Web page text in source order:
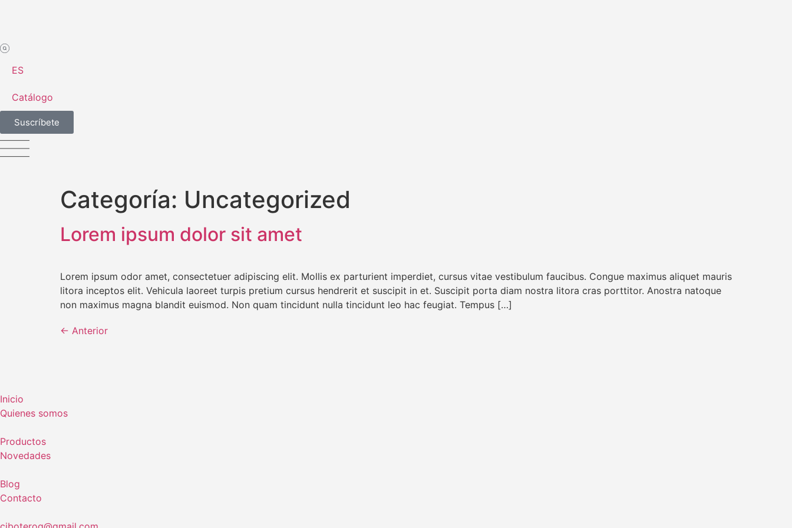
ES
Catálogo
Suscríbete
Categoría: Uncategorized
Lorem ipsum dolor sit amet
Lorem ipsum odor amet, consectetuer adipiscing elit. Mollis ex parturient imperdiet, cursus vitae vestibulum faucibus. Congue maximus aliquet mauris
litora inceptos elit. Vehicula laoreet turpis pretium cursus hendrerit et suscipit in et. Suscipit porta diam nostra litora cras porttitor. Anostra natoque
non maximus magna blandit euismod. Non quam tincidunt nulla tincidunt leo hac feugiat. Tempus […]
← Anterior
Inicio
Quienes somos
Productos
Novedades
Blog
Contacto